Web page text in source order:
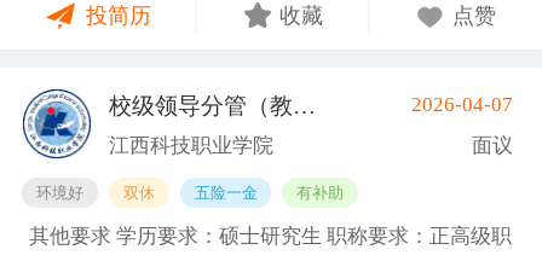
者可适当放宽，最高不超过63周岁。 基本信息 职位名
骨干 工作地点：江西南昌南昌县向塘镇向塘北大道13
89号 招聘人数： 3 工作性质：全职 其他要求 学历要
求：硕士研究生 职称要求：副高级职称 工作经验：5-
10年 年龄要求：不限 海外经历：海外经历不限 政治
面貌：不限 需求专业：基础医学, 临床医学, 口腔医学,
型：专职教师/教学科研岗 工作地点：江西南昌南昌县
济管理分院 工作性质：全职 其他要求 学历要求：硕
士研究生 职称要求：职称不限 工作经验：1-3年 海外
经历：海外经历不限 政治面貌：不限 需求专业： 交
通运输工程 该需求专业仅展示一级学科 报名方式：邮
箱jkdzyxy@163.com
派、办事公道、勤政廉洁、爱岗敬业，具有良好的个
高校管理工作，具备胜任相应岗位所需的专业业务素
质。 5.具有较强的组织领导能力、综合协调能力和行
政执行能力。 条件： 1.原则上具有硕士学位、正高级
专业技术职称。 2.具有公办、民办副校长工作经历不
少于三年。 3.具有宽广的学术视野，对学校建设具有
投简历 收藏 点赞
校级领导分管（教学、教务） (南昌县)
2026-04-07
江西科技职业学院
面议
环境好 双休 五险一金 有补助
其他要求 学历要求：硕士研究生 职称要求：正高级职